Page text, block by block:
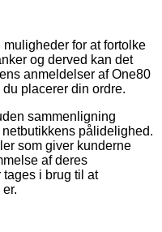
for at fortolke
og derved kan det
anmeldelser af One80
placerer din ordre.
sammenligning
pålidelighed.
som giver kunderne
af deres
i brug til at